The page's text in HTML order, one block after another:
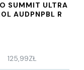
SUMMIT ULTRA
AUDPNPBL R
125,99ZŁ